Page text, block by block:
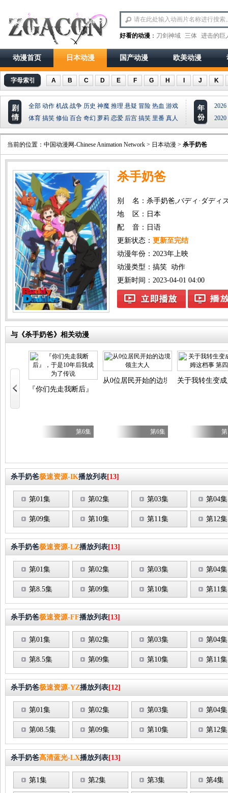
好看的动漫 ： 刀剑神域 三体 进击的巨
动漫首页 日本动漫 国产动漫 欧美动漫
字母索引 A B C D E F G H J K
剧
情
全部 动作 机战 战争 历史 神魔 推理 悬疑 冒险 热血 游戏
体育 搞笑 修仙 百合 奇幻 萝莉 恋爱 后宫 搞笑 里番 真人
年
份
2026
2020
当前的位置： 中国动漫网-Chinese Animation Network > 日本动漫 > 杀手奶爸
杀手奶爸
别 名：杀手奶爸,バディ·ダディ
地 区：日本
配 音：日语
更新状态： 更新至完结
动漫年份： 2023年上映
动漫类型： 搞笑 动作
更新时间：2023-04-01 04:00
与《杀手奶爸》相关动漫
『你们先走我断后』，于是10年后我成为了传说
第6集
从0位居民开始的边境领主大人
第6集
关于我转生变
杀手奶爸极速资源-IK播放列表[13]
第01集 第02集 第03集 第04集
第09集 第10集 第11集 第12集
杀手奶爸极速资源-LZ播放列表[13]
第01集 第02集 第03集 第04集
第8.5集 第09集 第10集 第11集
杀手奶爸极速资源-FF播放列表[13]
第01集 第02集 第03集 第04集
第8.5集 第09集 第10集 第11集
杀手奶爸极速资源-YZ播放列表[12]
第01集 第02集 第03集 第04集
第08.5集 第09集 第10集 第12集
杀手奶爸高清蓝光-LX播放列表[13]
第1集 第2集 第3集 第4集